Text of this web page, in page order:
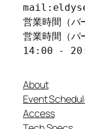
営業時間（
営業時間（
14:00 -
About
Event
Access